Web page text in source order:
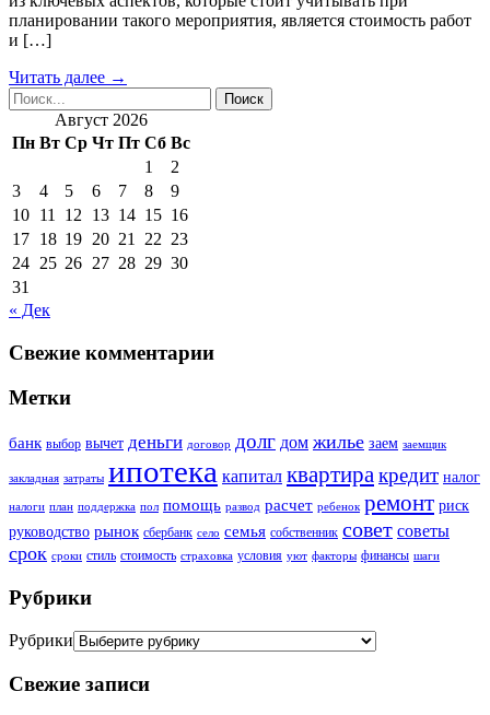
планировании такого мероприятия, является стоимость работ
и […]
Читать далее →
Август 2026
Пн Вт Ср Чт Пт Сб Вс
1
2
3
4 5 6 7 8
9
10 11 12 13 14 15 16
17 18 19 20 21 22 23
24 25 26 27 28 29 30
31
« Дек
Свежие комментарии
Метки
банк выбор вычет деньги договор долг дом жилье заем заемщик
закладная затраты ипотека капитал квартиракредит налог
налоги план поддержка пол помощь развод расчет ребенок ремонт риск
руководство рынок сбербанк село семья собственник совет советы
срок сроки стиль стоимость страховка условия уют факторы финансы шаги
Рубрики
Рубрики
Свежие записи